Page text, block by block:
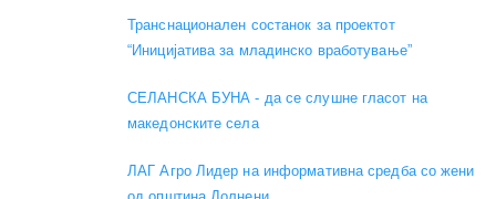
Транснационален состанок за проектот
“Иницијатива за младинско вработување”
СЕЛАНСКА БУНА - да се слушне гласот на
македонските села
ЛАГ Агро Лидер на информативна средба со жени